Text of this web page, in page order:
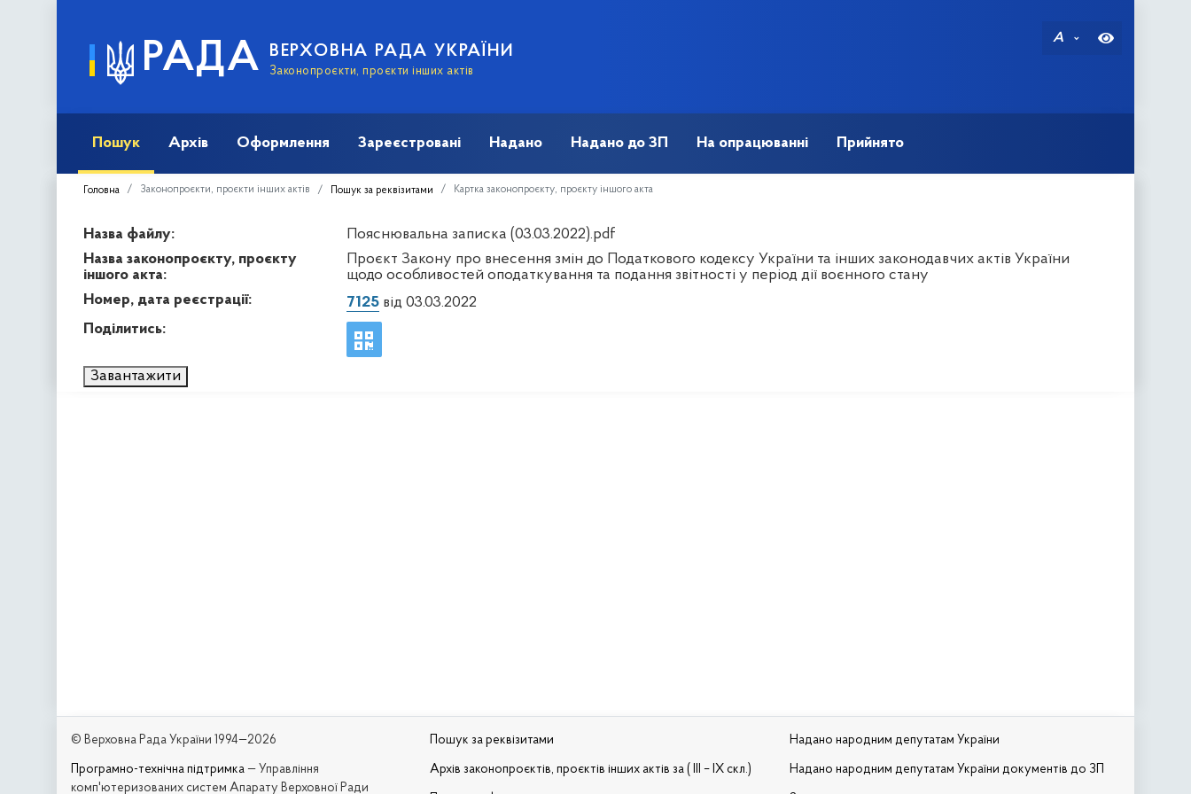
РАДА ВЕРХОВНА РАДА УКРАЇНИ
Законопроєкти, проєкти інших актів
A
Пошук Архів Оформлення Зареєстровані Надано Надано до ЗП На опрацюванні Прийнято
Головна Законопроєкти, проєкти інших актів Пошук за реквізитами Картка законопроєкту, проєкту іншого акта
Назва файлу:
Пояснювальна записка (03.03.2022).pdf
Назва законопроєкту, проєкту
іншого акта:
Проєкт Закону про внесення змін до Податкового кодексу України та інших законодавчих актів України
щодо особливостей оподаткування та подання звітності у період дії воєнного стану
Номер, дата реєстрації:
7125від 03.03.2022
Поділитись:
Завантажити
© Верховна Рада України 1994—2026
Програмно-технічна підтримка — Управління
комп'ютеризованих систем Апарату Верховної Ради
Пошук за реквізитами
Архів законопроєктів, проєктів інших актів за ( III – IX скл.)
Надано народним депутатам України
Надано народним депутатам України документів до ЗП